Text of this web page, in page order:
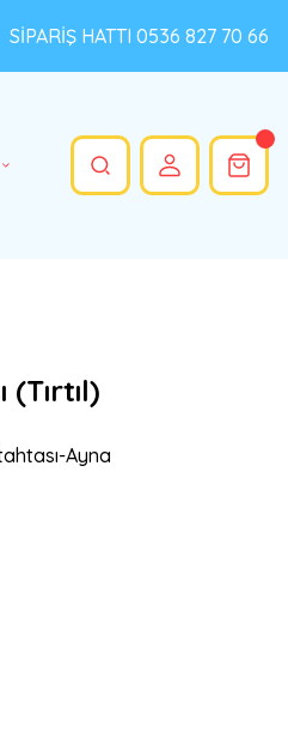
SİPARİŞ HATTI 0536 827 70 66
Ayna